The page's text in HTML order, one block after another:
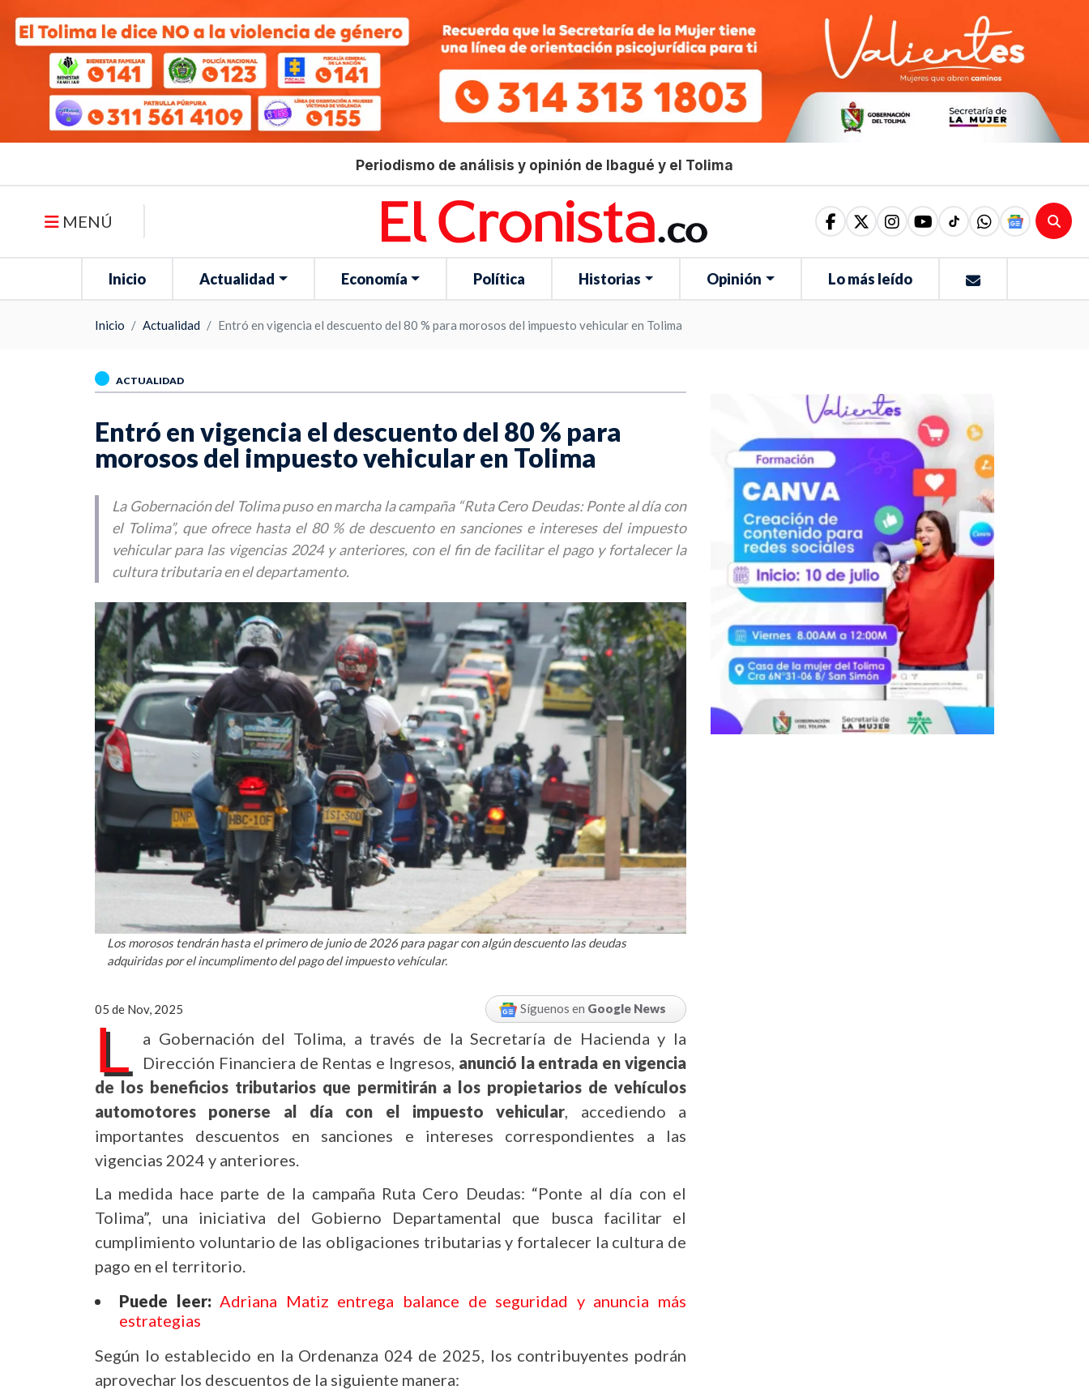
Periodismo de análisis y opinión de Ibagué y el Tolima
MENÚ
Inicio Actualidad Economía Política Historias Opinión Lo más leído
Inicio Actualidad Entró en vigencia el descuento del 80 % para morosos del impuesto vehicular en Tolima
ACTUALIDAD
Entró en vigencia el descuento del 80 % para
morosos del impuesto vehicular en Tolima
La Gobernación del Tolima puso en marcha la campaña “Ruta Cero Deudas: Ponte al día con
el Tolima”, que ofrece hasta el 80 % de descuento en sanciones e intereses del impuesto
vehicular para las vigencias 2024 y anteriores, con el fin de facilitar el pago y fortalecer la
cultura tributaria en el departamento.
Los morosos tendrán hasta el primero de junio de 2026 para pagar con algún descuento las deudas
adquiridas por el incumplimento del pago del impuesto vehícular.
05 de Nov, 2025 Síguenos en Google News
L
a Gobernación del Tolima, a través de la Secretaría de Hacienda y la
Dirección Financiera de Rentas e Ingresos, anunció la entrada en vigencia
de los beneficios tributarios que permitirán a los propietarios de vehículos
automotores ponerse al día con el impuesto vehicular, accediendo a
importantes descuentos en sanciones e intereses correspondientes a las
vigencias 2024 y anteriores.
La medida hace parte de la campaña Ruta Cero Deudas: “Ponte al día con el
Tolima”, una iniciativa del Gobierno Departamental que busca facilitar el
cumplimiento voluntario de las obligaciones tributarias y fortalecer la cultura de
pago en el territorio.
Puede leer:Adriana Matiz entrega balance de seguridad y anuncia más
estrategias
Según lo establecido en la Ordenanza 024 de 2025, los contribuyentes podrán
aprovechar los descuentos de la siguiente manera: